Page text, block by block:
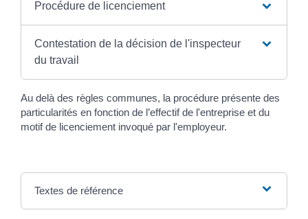
Procédure de licenciement
Contestation de la décision de l'inspecteur
du travail
Au delà des règles communes, la procédure présente des
particularités en fonction de l’effectif de l'entreprise et du
motif de licenciement invoqué par l'employeur.
Textes de référence